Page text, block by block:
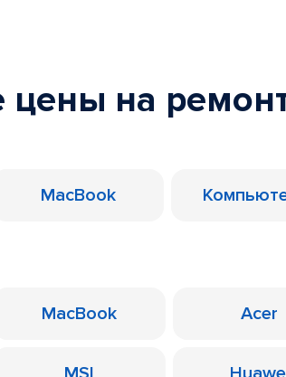
цены на
MacBook
MacBook Acer